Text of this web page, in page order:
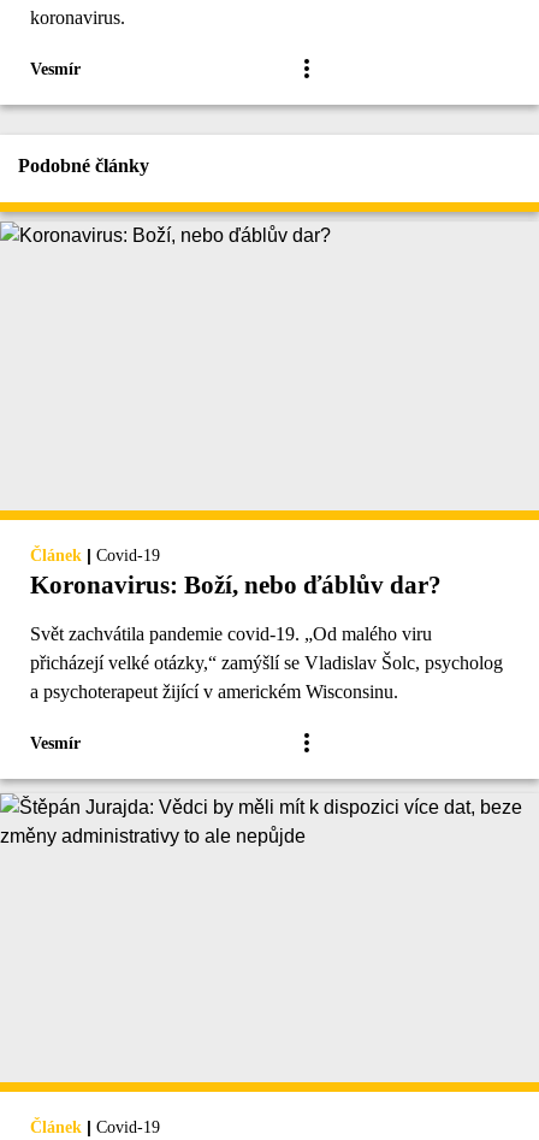
koronavirus.
Vesmír
Podobné články
Článek | Covid-19
Koronavirus: Boží, nebo ďáblův dar?
Svět zachvátila pandemie covid-19. „Od malého viru
přicházejí velké otázky,“ zamýšlí se Vladislav Šolc, psycholog
a psychoterapeut žijící v americkém Wisconsinu.
Vesmír
Článek | Covid-19